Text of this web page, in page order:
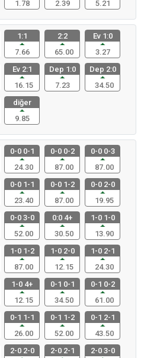
1.78
2.39
5.21
1:1
7.66
2:2
65.00
Ev 1:0
3.27
Ev 2:1
16.15
Dep 1:0
7.23
Dep 2:0
34.50
diğer
9.85
0-0 0-1
24.30
0-0 0-2
87.00
0-0 0-3
87.00
0-0 1-1
23.40
0-0 1-2
87.00
0-0 2-0
19.95
0-0 3-0
52.00
0:0 4+
30.50
1-0 1-0
13.90
1-0 1-2
87.00
1-0 2-0
12.15
1-0 2-1
24.30
1-0 4+
12.15
0-1 0-1
34.50
0-1 0-2
61.00
0-1 1-1
26.00
0-1 1-2
52.00
0-1 2-1
43.50
2-0 2-0
2-0 2-1
2-0 3-0